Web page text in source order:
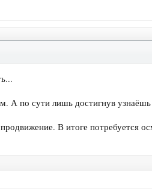
А по сути лишь достигнув узнаёшь
В итоге потребуется